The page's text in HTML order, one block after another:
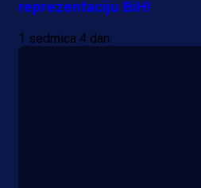
reprezentaciju BiH!
1 sedmica 4 dan